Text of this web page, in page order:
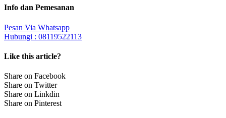
Info dan Pemesanan
Pesan Via Whatsapp
Hubungi : 08119522113
Like this article?
Share on Facebook
Share on Twitter
Share on Linkdin
Share on Pinterest